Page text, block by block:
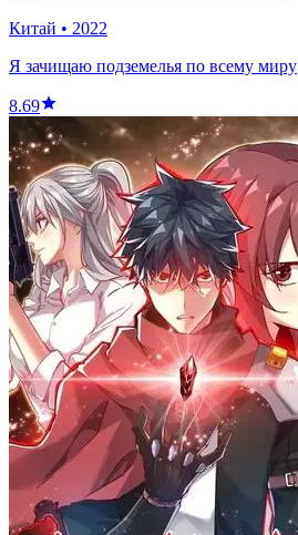
Китай • 2022
Я зачищаю подземелья по всему миру
8.69